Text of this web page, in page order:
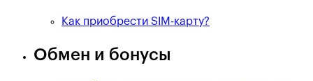
Как приобрести SIM-карту?
Обмен и бонусы